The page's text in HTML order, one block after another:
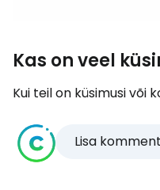
Kas on veel
Kui teil on küsimusi või
Lisa